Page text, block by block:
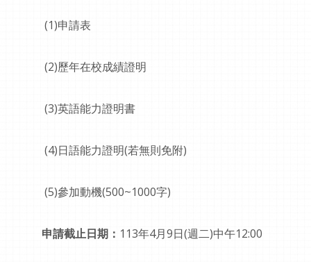
(1)申請表
(2)歷年在校成績證明
(3)英語能力證明書
(4)日語能力證明(若無則免附)
(5)參加動機(500~1000字)
申請截止日期： 113年4月9日(週二)中午12:00